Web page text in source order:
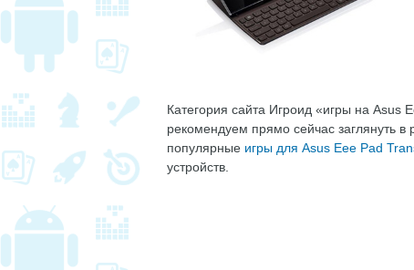
Категория сайта Игроид «игры на
рекомендуем прямо сейчас заглянуть в
популярные игры для Asus Eee Pad
устройств.